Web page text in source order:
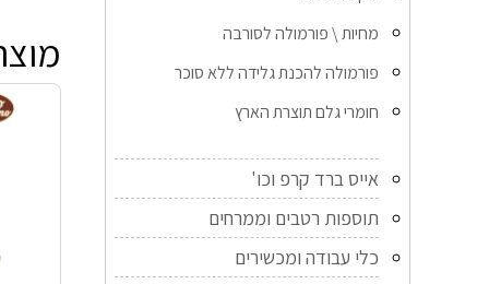
מחיות \ פורמולה לסורבה
פורמולה להכנת גלידה ללא סוכר
חומרי גלם תוצרת הארץ
אייס ברד קרפ וכו'
תוספות רטבים וממרחים
כלי עבודה ומכשירים